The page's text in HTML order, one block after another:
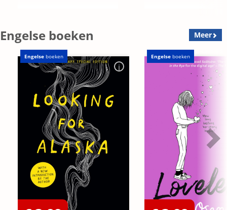
Engelse boeken Meer
Engelse boeken Engelse boeken